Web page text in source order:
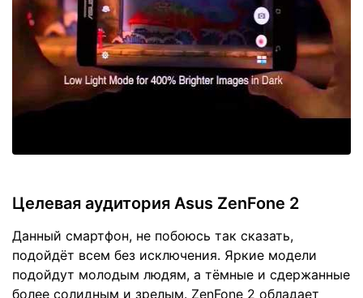
Целевая аудитория Asus ZenFone 2
Данный смартфон, не побоюсь так сказать,
подойдёт всем без исключения. Яркие модели
подойдут молодым людям, а тёмные и сдержанные
более солидным и зрелым. ZenFone 2 обладает